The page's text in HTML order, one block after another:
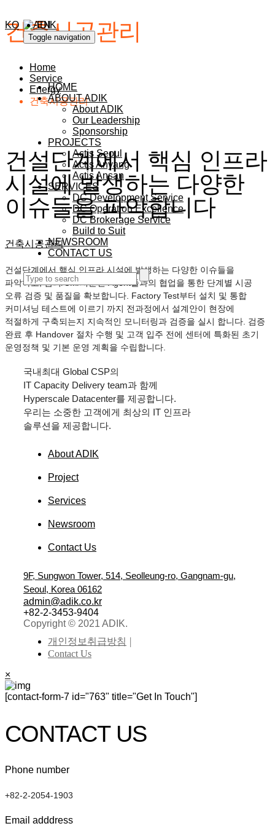
Toggle navigation
HOME
ABOUT ADIK
About ADIK
Our Leadership
Sponsorship
PROJECTS
Actis Seoul
Actis Anyang
Actis Ansan
SERVICES
DC Development Service
DC Operation Excellence
DC Brokerage Service
Build to Suit
NEWSROOM
CONTACT US
KO EN
건축시공관리
Home
Service
Energy
건축시공관리
건설단계에서 핵심 인프라
시설에 발생하는 다양한
이슈들을 파악합니다
건축시공관리
건설단계에서 핵심 인프라 시설에 발생하는 다양한 이슈들을
파악하고, 감리/CM/시운전 Agent들과의 협업을 통한 단계별 시공
오류 검증 및 품질을 확보합니다. Factory Test부터 설치 및 통합
커미셔닝 테스트에 이르기 까지 전과정에서 설계안이 현장에
적절하게 구축되는지 지속적인 모니터링과 검증을 실시 합니다. 검증
완료 후 Handover 절차 수행 및 고객 입주 전에 센터에 특화된 초기
운영정책 및 기본 운영 계획을 수립합니다.
국내최대 Global CSP의
IT Capacity Delivery team과 함께
Hyperscale Datacenter를 제공합니다.
우리는 소중한 고객에게 최상의 IT 인프라
솔루션을 제공합니다.
About ADIK
Project
Services
Newsroom
Contact Us
9F, Sungwon Tower, 514, Seolleung-ro, Gangnam-gu,
Seoul, Korea 06162
admin@adik.co.kr
+82-2-3453-9404
Copyright © 2021 ADIK.
개인정보취급방침
Contact Us
×
[contact-form-7 id="763" title="Get In Touch"]
CONTACT US
Phone number
+82-2-2054-1903
Email adddress